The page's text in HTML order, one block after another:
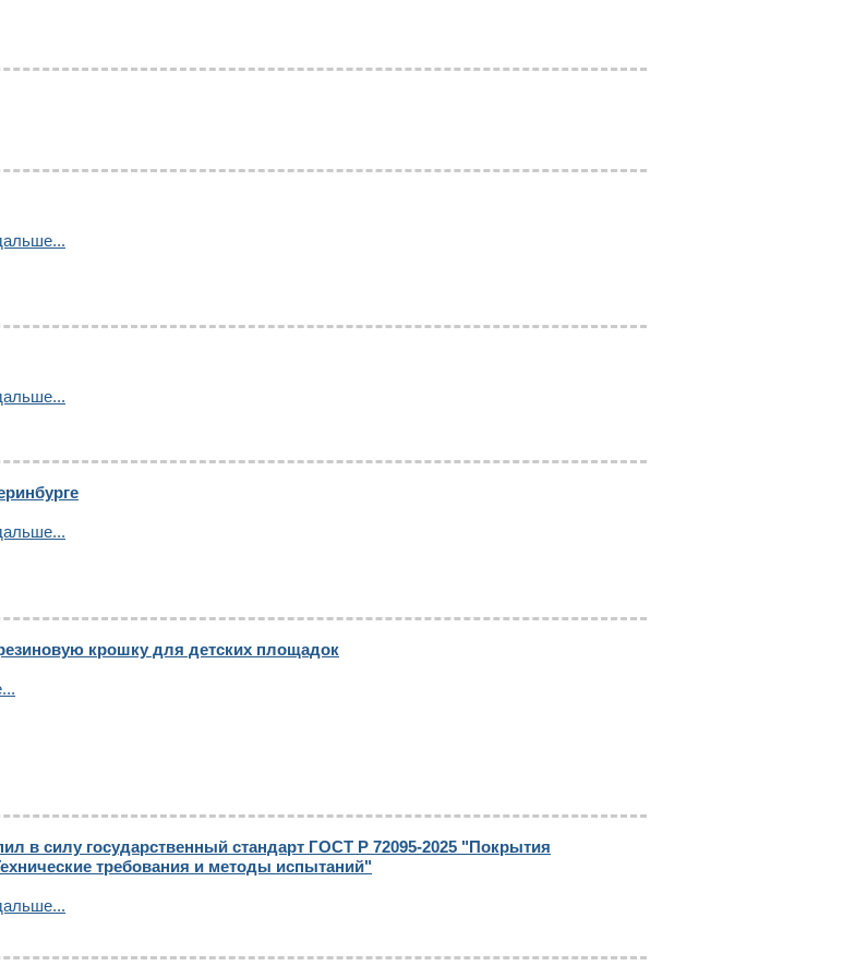
крошку для детских площадок
в силу государственный стандарт ГОСТ Р 72095-2025 "Покрытия
требования и методы испытаний"